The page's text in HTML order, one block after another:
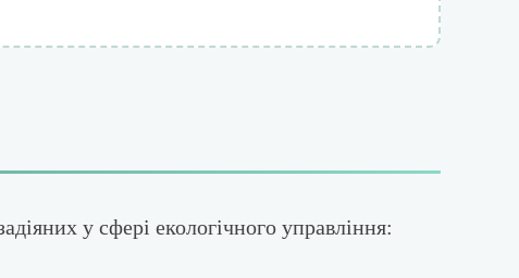
у сфері екологічного управління: